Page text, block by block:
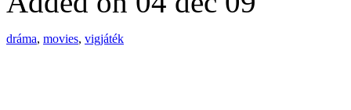
dráma, movies, vigjáték